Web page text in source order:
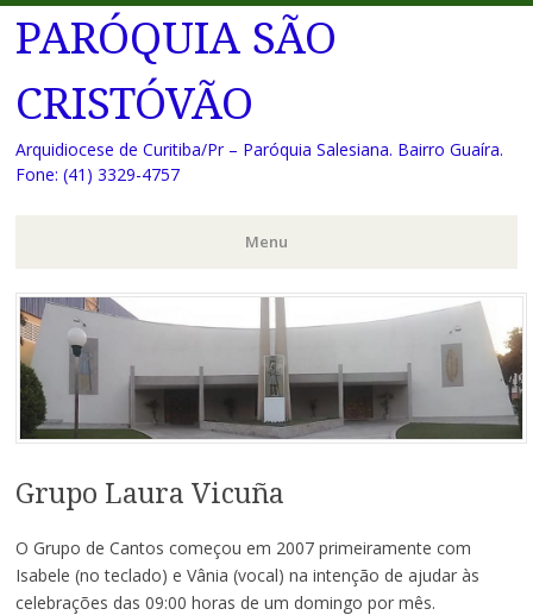
PARÓQUIA SÃO
CRISTÓVÃO
Arquidiocese de Curitiba/Pr – Paróquia Salesiana. Bairro Guaíra.
Fone: (41) 3329-4757
Menu
Pular
para
o
conteúdo
Grupo Laura Vicuña
O Grupo de Cantos começou em 2007 primeiramente com
Isabele (no teclado) e Vânia (vocal) na intenção de ajudar às
celebrações das 09:00 horas de um domingo por mês.